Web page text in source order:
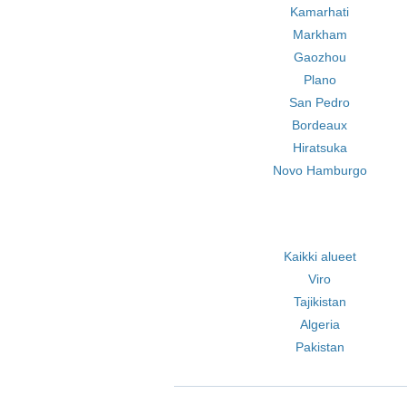
Kamarhati
Markham
Gaozhou
Plano
San Pedro
Bordeaux
Hiratsuka
Novo Hamburgo
Kaikki alueet
Viro
Tajikistan
Algeria
Pakistan